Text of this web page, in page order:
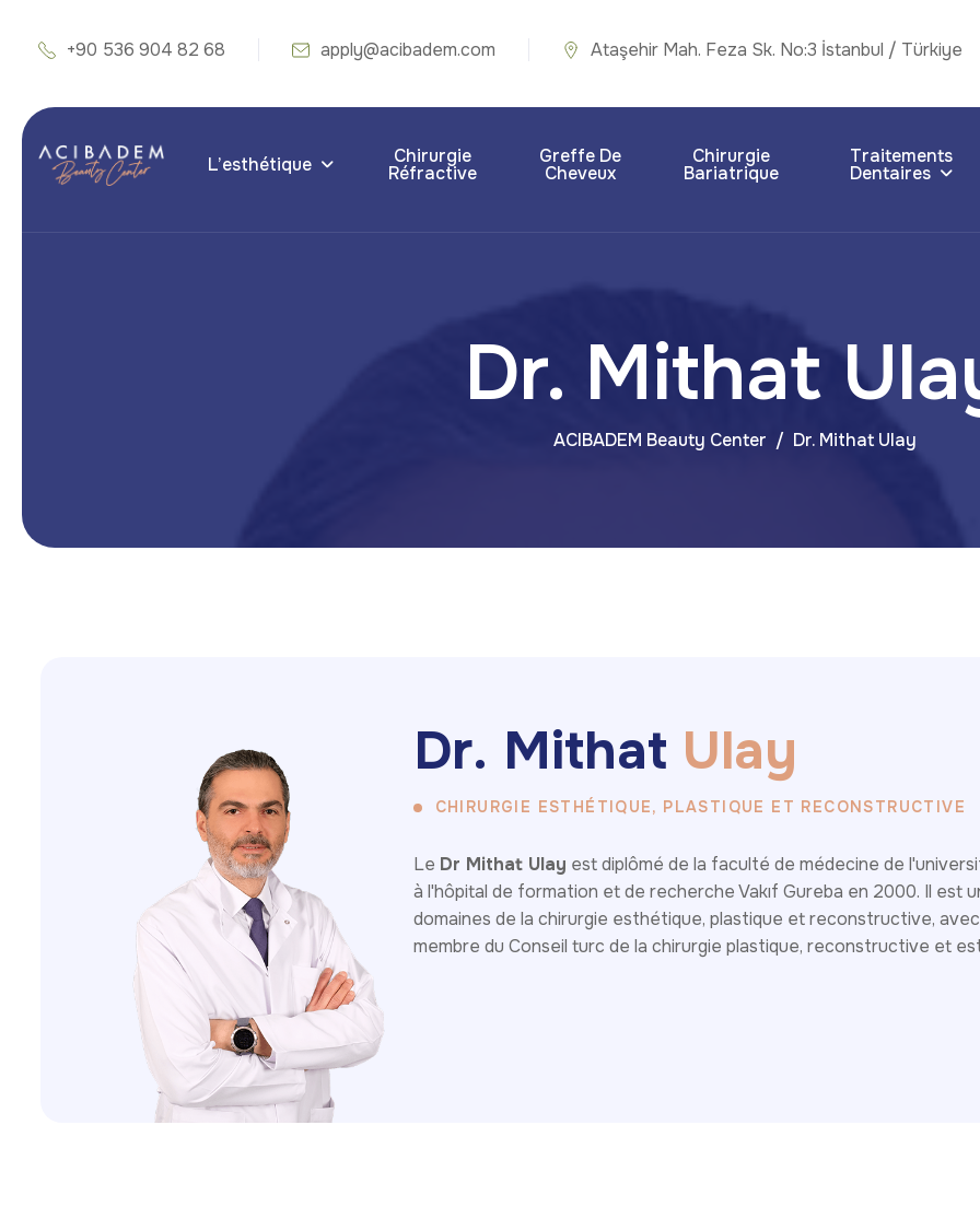
+90 536 904 82 68 apply@acibadem.com Ataşehir Mah. Feza Sk. No:3 İstanbul / Türkiye
L’esthétique Chirurgie
Réfractive
Greffe De
Cheveux
Chirurgie
Bariatrique
Traitements
Dentaires
Dr. Mithat
ACIBADEM Beauty Center Dr. Mithat Ulay
Dr. Mithat Ulay
CHIRURGIE ESTHÉTIQUE, PLASTIQUE ET RECONSTRUCTIVE
Le Dr Mithat Ulay est diplômé de la faculté de médecine de
à l'hôpital de formation et de recherche Vakıf Gureba en 2000. Il est
domaines de la chirurgie esthétique, plastique et reconstructive,
membre du Conseil turc de la chirurgie plastique, reconstructive et